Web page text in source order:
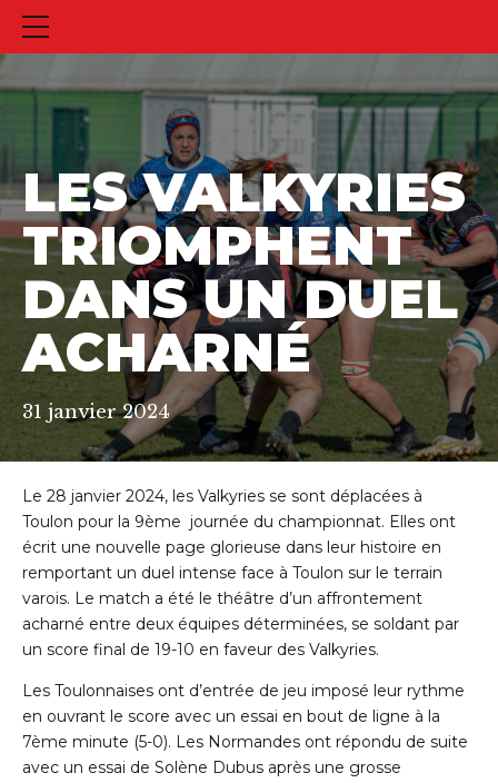
LES VALKYRIES
TRIOMPHENT
DANS UN DUEL
ACHARNÉ
31 janvier 2024
Le 28 janvier 2024, les Valkyries se sont déplacées à
Toulon pour la 9ème journée du championnat. Elles ont
écrit une nouvelle page glorieuse dans leur histoire en
remportant un duel intense face à Toulon sur le terrain
varois. Le match a été le théâtre d’un affrontement
acharné entre deux équipes déterminées, se soldant par
un score final de 19-10 en faveur des Valkyries.
Les Toulonnaises ont d’entrée de jeu imposé leur rythme
en ouvrant le score avec un essai en bout de ligne à la
7ème minute (5-0). Les Normandes ont répondu de suite
avec un essai de Solène Dubus après une grosse